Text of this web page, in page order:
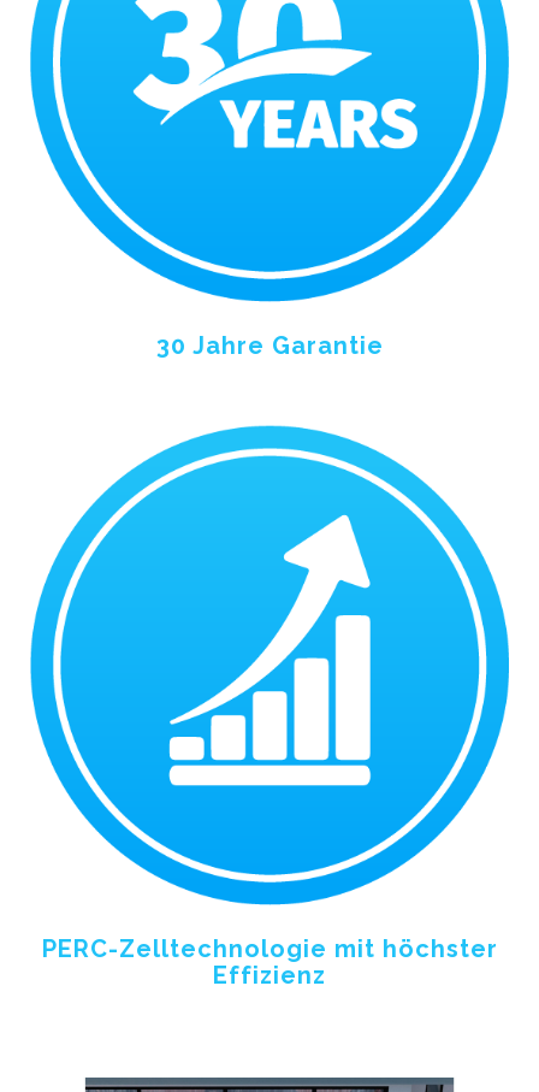
30 Jahre Garantie
PERC-Zelltechnologie mit höchster
Effizienz